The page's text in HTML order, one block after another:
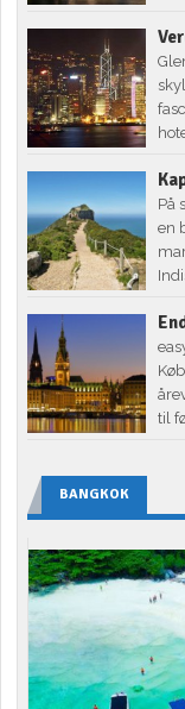
På
en
til
BANGKOK